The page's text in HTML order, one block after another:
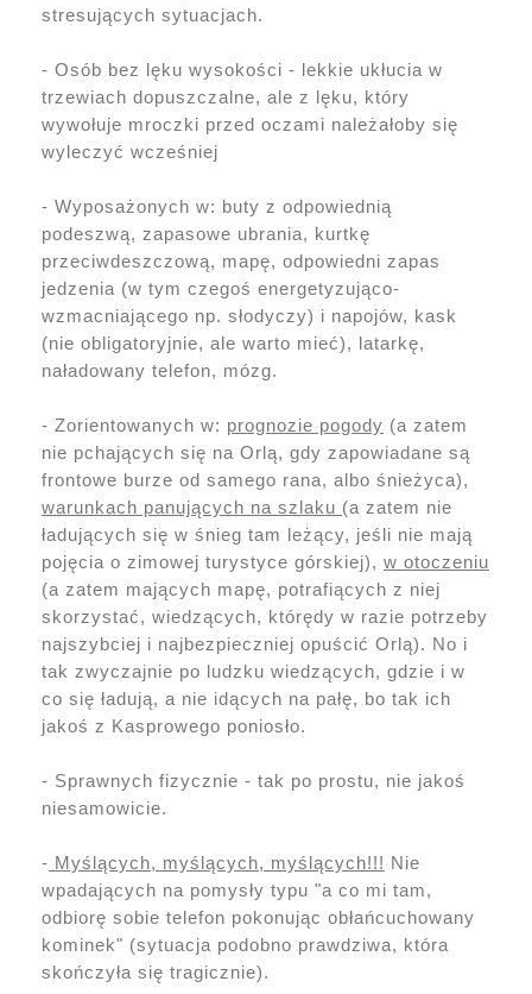
stresujących sytuacjach.
- Osób bez lęku wysokości - lekkie ukłucia w
trzewiach dopuszczalne, ale z lęku, który
wywołuje mroczki przed oczami należałoby się
wyleczyć wcześniej
- Wyposażonych w: buty z odpowiednią
podeszwą, zapasowe ubrania, kurtkę
przeciwdeszczową, mapę, odpowiedni zapas
jedzenia (w tym czegoś energetyzująco-
wzmacniającego np. słodyczy) i napojów, kask
(nie obligatoryjnie, ale warto mieć), latarkę,
naładowany telefon, mózg.
- Zorientowanych w: prognozie pogody (a zatem
nie pchających się na Orlą, gdy zapowiadane są
frontowe burze od samego rana, albo śnieżyca),
warunkach panujących na szlaku (a zatem nie
ładujących się w śnieg tam leżący, jeśli nie mają
pojęcia o zimowej turystyce górskiej), w otoczeniu
(a zatem mających mapę, potrafiących z niej
skorzystać, wiedzących, którędy w razie potrzeby
najszybciej i najbezpieczniej opuścić Orlą). No i
tak zwyczajnie po ludzku wiedzących, gdzie i w
co się ładują, a nie idących na pałę, bo tak ich
jakoś z Kasprowego poniosło.
- Sprawnych fizycznie - tak po prostu, nie jakoś
niesamowicie.
- Myślących, myślących, myślących!!! Nie
wpadających na pomysły typu "a co mi tam,
odbiorę sobie telefon pokonując obłańcuchowany
kominek" (sytuacja podobno prawdziwa, która
skończyła się tragicznie).